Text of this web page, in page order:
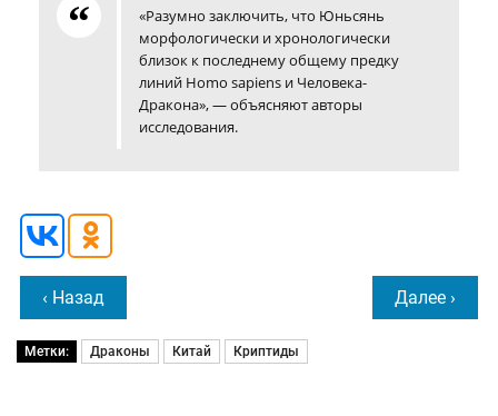
«Разумно заключить, что Юньсянь
морфологически и хронологически
близок к последнему общему предку
линий Homo sapiens и Человека-
Дракона», — объясняют авторы
исследования.
‹ Назад Далее ›
Метки: Драконы Китай Криптиды